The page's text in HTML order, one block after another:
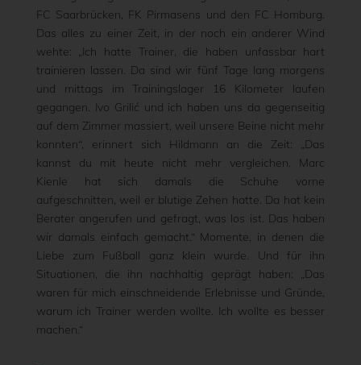
FC Saarbrücken, FK Pirmasens und den FC Homburg.
Das alles zu einer Zeit, in der noch ein anderer Wind
wehte: „Ich hatte Trainer, die haben unfassbar hart
trainieren lassen. Da sind wir fünf Tage lang morgens
und mittags im Trainingslager 16 Kilometer laufen
gegangen. Ivo Grilić und ich haben uns da gegenseitig
auf dem Zimmer massiert, weil unsere Beine nicht mehr
konnten“, erinnert sich Hildmann an die Zeit: „Das
kannst du mit heute nicht mehr vergleichen. Marc
Kienle hat sich damals die Schuhe vorne
aufgeschnitten, weil er blutige Zehen hatte. Da hat kein
Berater angerufen und gefragt, was los ist. Das haben
wir damals einfach gemacht.“ Momente, in denen die
Liebe zum Fußball ganz klein wurde. Und für ihn
Situationen, die ihn nachhaltig geprägt haben: „Das
waren für mich einschneidende Erlebnisse und Gründe,
warum ich Trainer werden wollte. Ich wollte es besser
machen.“